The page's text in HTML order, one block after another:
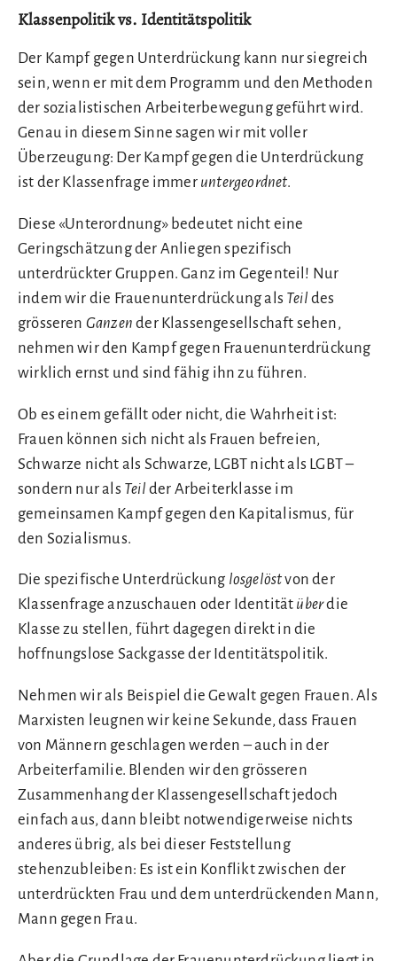
Klassenpolitik vs. Identitätspolitik
Der Kampf gegen Unterdrückung kann nur siegreich
sein, wenn er mit dem Programm und den Methoden
der sozialistischen Arbeiterbewegung geführt wird.
Genau in diesem Sinne sagen wir mit voller
Überzeugung: Der Kampf gegen die Unterdrückung
ist der Klassenfrage immer untergeordnet.
Diese «Unterordnung» bedeutet nicht eine
Geringschätzung der Anliegen spezifisch
unterdrückter Gruppen. Ganz im Gegenteil! Nur
indem wir die Frauenunterdrückung als Teildes
grösseren Ganzender Klassengesellschaft sehen,
nehmen wir den Kampf gegen Frauenunterdrückung
wirklich ernst und sind fähig ihn zu führen.
Ob es einem gefällt oder nicht, die Wahrheit ist:
Frauen können sich nicht als Frauen befreien,
Schwarze nicht als Schwarze, LGBT nicht als LGBT –
sondern nur als Teil der Arbeiterklasse im
gemeinsamen Kampf gegen den Kapitalismus, für
den Sozialismus.
Die spezifische Unterdrückung losgelöstvon der
Klassenfrage anzuschauen oder Identität überdie
Klasse zu stellen, führt dagegen direkt in die
hoffnungslose Sackgasse der Identitätspolitik.
Nehmen wir als Beispiel die Gewalt gegen Frauen. Als
Marxisten leugnen wir keine Sekunde, dass Frauen
von Männern geschlagen werden – auch in der
Arbeiterfamilie. Blenden wir den grösseren
Zusammenhang der Klassengesellschaft jedoch
einfach aus, dann bleibt notwendigerweise nichts
anderes übrig, als bei dieser Feststellung
stehenzubleiben: Es ist ein Konflikt zwischen der
unterdrückten Frau und dem unterdrückenden Mann,
Mann gegen Frau.